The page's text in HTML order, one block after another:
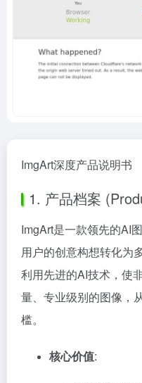
ImgArt深度产品说明书
1. 产品档案
ImgArt是一款领先的AI
用户的创意构想转化为
利用先进的AI技术，使
量、专业级别的图像，
槛。
核心价值: